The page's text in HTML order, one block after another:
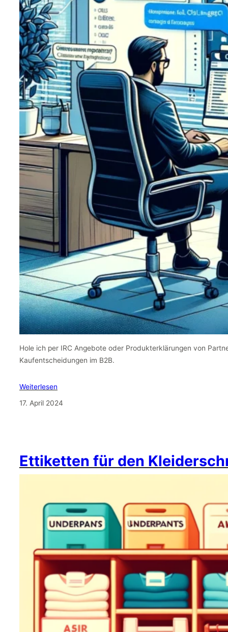
Hole ich per IRC Angebote oder Produkterklärungen von
Kaufentscheidungen im B2B.
Weiterlesen
17. April 2024
Ettiketten für den